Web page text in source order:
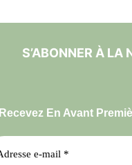
S’ABONNER À LA
Recevez En Avant